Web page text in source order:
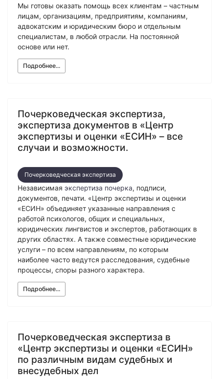
Мы готовы оказать помощь всех клиентам – частным
лицам, организациям, предприятиям, компаниям,
адвокатским и юридическим бюро и отдельным
специалистам, в любой отрасли. На постоянной
основе или нет.
Подробнее...
Почерковедческая экспертиза,
экспертиза документов в «Центр
экспертизы и оценки «ЕСИН» – все
случаи и возможности.
Почерковедческая экспертиза
Независимая экспертиза почерка, подписи,
документов, печати. «Центр экспертизы и оценки
«ЕСИН» объединяет указанные направления с
работой психологов, общих и специальных,
юридических лингвистов и экспертов, работающих в
других областях. А также совместные юридические
услуги – по всем направлениям, по которым
наиболее часто ведутся расследования, судебные
процессы, споры разного характера.
Подробнее...
Почерковедческая экспертиза в
«Центр экспертизы и оценки «ЕСИН»
по различным видам судебных и
внесудебных дел